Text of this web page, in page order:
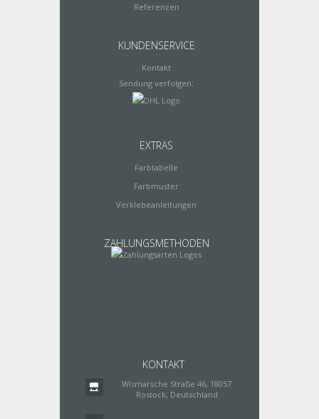
Referenzen
KUNDENSERVICE
Kontakt
Sendung verfolgen:
EXTRAS
Farbtabelle
Farbmuster
Verklebeanleitungen
ZAHLUNGSMETHODEN
KONTAKT
Wismarsche Straße 46, 18057
Rostock, Deutschland